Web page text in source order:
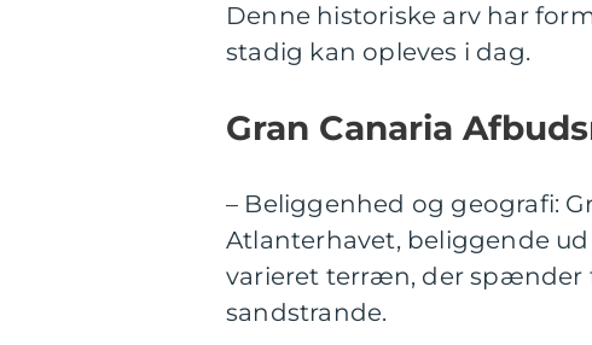
Denne historiske arv har
stadig kan opleves i dag.
Gran Canaria
– Beliggenhed og geografi:
Atlanterhavet, beliggende
varieret terræn, der
sandstrande.